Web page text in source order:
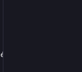
gentils, voici un